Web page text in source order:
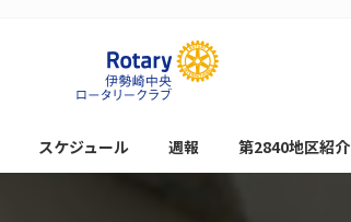
スケジュール 週報 第2840地区紹介